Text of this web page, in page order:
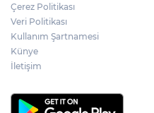
ABD-İRAN
Çerez Politikası
Veri Politikası
Kullanım Şartnamesi
Künye
İletişim